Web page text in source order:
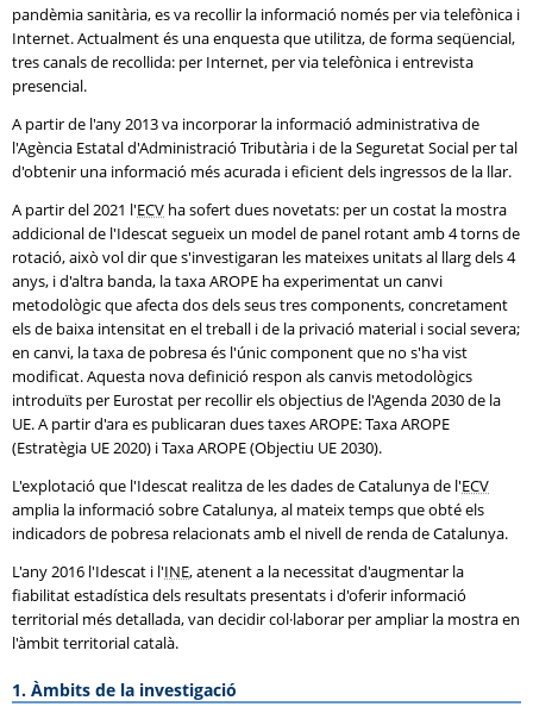
pandèmia sanitària, es va recollir la informació només per via telefònica i
Internet. Actualment és una enquesta que utilitza, de forma seqüencial,
tres canals de recollida: per Internet, per via telefònica i entrevista
presencial.
A partir de l'any 2013 va incorporar la informació administrativa de
l'Agència Estatal d'Administració Tributària i de la Seguretat Social per tal
d'obtenir una informació més acurada i eficient dels ingressos de la llar.
A partir del 2021 l'ECV ha sofert dues novetats: per un costat la mostra
addicional de l'Idescat segueix un model de panel rotant amb 4 torns de
rotació, això vol dir que s'investigaran les mateixes unitats al llarg dels 4
anys, i d'altra banda, la taxa AROPE ha experimentat un canvi
metodològic que afecta dos dels seus tres components, concretament
els de baixa intensitat en el treball i de la privació material i social severa;
en canvi, la taxa de pobresa és l'únic component que no s'ha vist
modificat. Aquesta nova definició respon als canvis metodològics
introduïts per Eurostat per recollir els objectius de l'Agenda 2030 de la
UE. A partir d'ara es publicaran dues taxes AROPE: Taxa AROPE
(Estratègia UE 2020) i Taxa AROPE (Objectiu UE 2030).
L'explotació que l'Idescat realitza de les dades de Catalunya de l'ECV
amplia la informació sobre Catalunya, al mateix temps que obté els
indicadors de pobresa relacionats amb el nivell de renda de Catalunya.
L'any 2016 l'Idescat i l'INE, atenent a la necessitat d'augmentar la
fiabilitat estadística dels resultats presentats i d'oferir informació
territorial més detallada, van decidir col·laborar per ampliar la mostra en
l'àmbit territorial català.
1. Àmbits de la investigació